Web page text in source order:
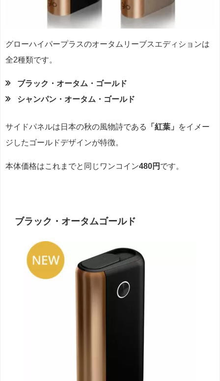
グローハイパープラスのオータムリーブスエディションは
全2種類です。
ブラック・オータム・ゴールド
シャンパン・オータム・ゴールド
サイドパネルは日本の秋の風物詩である 「紅葉」
をイメー
ジしたゴールドデザインが特徴。
本体価格はこれまでと同じワンコイン480円 です。
ブラック・オータムゴールド